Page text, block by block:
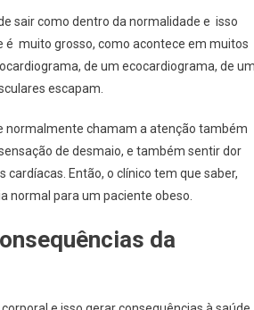
sair como dentro da normalidade e isso
é muito grosso, como acontece em muitos
de um ecocardiograma, de
escapam.
normalmente chamam a atenção também
de desmaio, e também sentir dor
Então, o clínico tem que saber,
normal para um paciente obeso.
da